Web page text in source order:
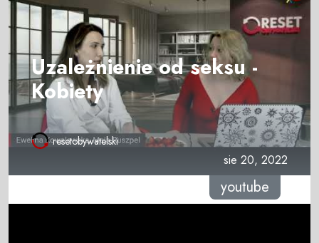
Uzależnienie od seksu -
Kobiety
resetobywatelski
sie 20, 2022
youtube